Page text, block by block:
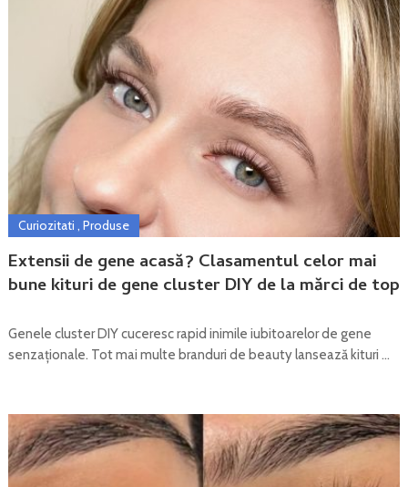
Extensii de gene acasă? Clasamentul celor mai
bune kituri de gene cluster DIY de la mărci de top
Curiozitati , Produse
Genele cluster DIY cuceresc rapid inimile iubitoarelor de gene
senzaționale. Tot mai multe branduri de beauty lansează kituri …